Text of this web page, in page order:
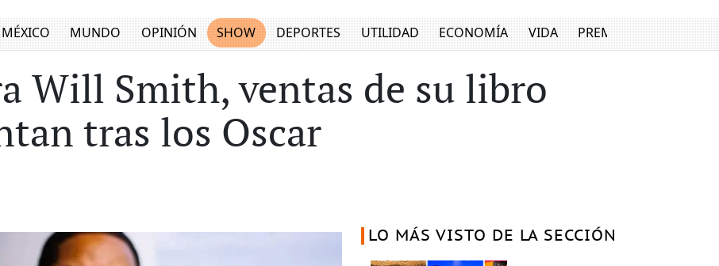
MÉXICO MUNDO OPINIÓN SHOW DEPORTES UTILIDAD ECONOMÍA VIDA PREMIUM
Will Smith, ventas de su libro
tras los Oscar
LO MÁS VISTO DE LA SECCIÓN